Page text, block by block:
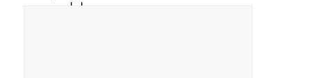
ایمیل و